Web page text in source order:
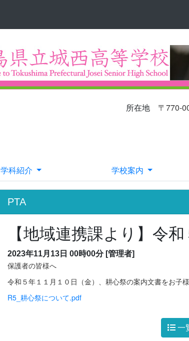
所在地 〒770-
E-
学科紹介 学校案内
PTA
【地域連携課より】令
2023年11月13日 00時00分 [管理者]
保護者の皆様へ
令和５年１１月１０日（金）、耕心祭の案内文書をお子
R5_耕心祭について.pdf
一